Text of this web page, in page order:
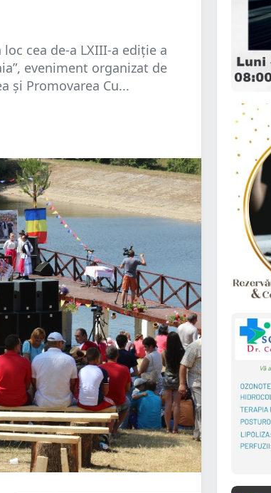
cea de-a LXIII-a ediție a
eveniment organizat de
și Promovarea Cu...